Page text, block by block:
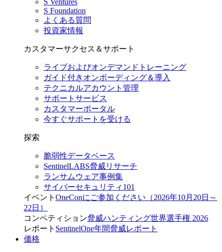
S Foundation
よくある質問
投資家情報
カスタマーサクセス＆サポート
ライブおよびオンデマンドトレーニング
ガイド付きオンボーディング＆導入
テクニカルアカウント管理
サポートサービス
カスタマーポータル
今すぐサポートを受ける
探索
脆弱性データベース
SentinelLABS脅威リサーチ
ランサムウェア事例集
サイバーセキュリティ101
イベント OneConにご参加ください（2026年10月20日～
22日）
コンペティション脅威ハンティング世界選手権 2026
レポート SentinelOne年間脅威レポート
価格